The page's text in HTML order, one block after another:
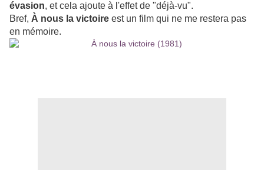
évasion, et cela ajoute à l'effet de "déjà-vu".
Bref, À nous la victoire est un film qui ne me restera pas
en mémoire.